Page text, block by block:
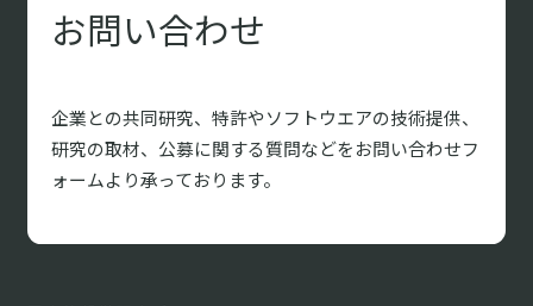
お問い合わせ
企業との共同研究、特許やソフトウエアの技術提供、
研究の取材、 公募に関する質問などをお問い合わせフ
ォームより承っております。